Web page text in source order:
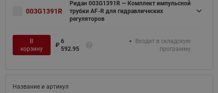
003G1391R
Ридан 003G1391R — Комплект импульсной
трубки AF-R для гидравлических
регуляторов
В
корзину
₽
6
592.95
Входит в складскую
программу